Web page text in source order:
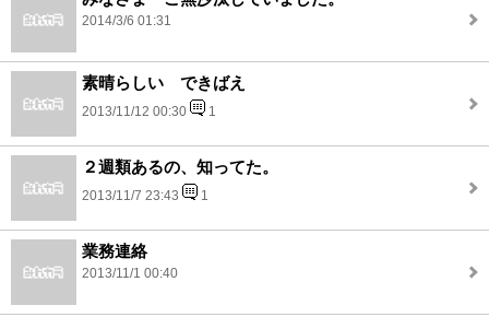
2014/3/6 01:31
素晴らしい できばえ
2013/11/12 00:30 1
２週類あるの、知ってた。
2013/11/7 23:43 1
業務連絡
2013/11/1 00:40